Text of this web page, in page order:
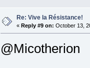
Re: Vive la Résistance!
« Reply #9 on: October 13,
@Micotherion